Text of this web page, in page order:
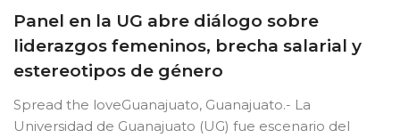
Panel en la UG abre diálogo sobre
liderazgos femeninos, brecha salarial y
estereotipos de género
Spread the loveGuanajuato, Guanajuato.- La
Universidad de Guanajuato (UG) fue escenario del